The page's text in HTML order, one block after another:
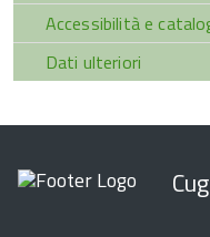
Accessibilità e
Dati ulteriori